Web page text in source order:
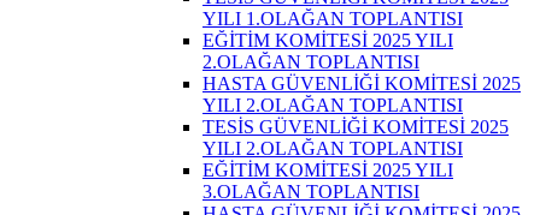
YILI 1.OLAĞAN TOPLANTISI
EĞİTİM KOMİTESİ 2025 YILI
2.OLAĞAN TOPLANTISI
HASTA GÜVENLİĞİ KOMİTESİ 2025
YILI 2.OLAĞAN TOPLANTISI
TESİS GÜVENLİĞİ KOMİTESİ 2025
YILI 2.OLAĞAN TOPLANTISI
EĞİTİM KOMİTESİ 2025 YILI
3.OLAĞAN TOPLANTISI